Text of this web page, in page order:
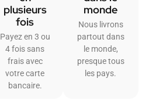
plusieurs
fois
Payez en 3 ou
4 fois sans
frais avec
votre carte
bancaire.
monde
Nous livrons
partout dans
le monde,
presque tous
les pays.